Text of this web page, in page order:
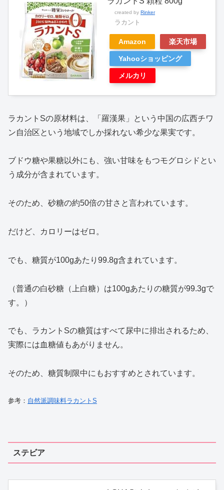
created by Rinker
ラカント
Amazon 楽天市場
Yahooショッピング
メルカリ
ラカントSの原材料は、「羅漢果」という中国の広西チワ
ン自治区という地域でしか採れない希少な果実です。
ブドウ糖や果糖以外にも、強い甘味をもつモグロシドとい
う成分が含まれています。
そのため、砂糖の約50倍の甘さと言われています。
だけど、カロリーはゼロ。
でも、糖質が100gあたり99.8g含まれています。
（普通の白砂糖（上白糖）は100gあたりの糖質が99.3gで
す。）
でも、ラカントSの糖質はすべて尿中に排出されるため、
実際には血糖値もあがりません。
そのため、糖質制限中にもおすすめとされています。
参考： 自然派調味料ラカントS
ステビア